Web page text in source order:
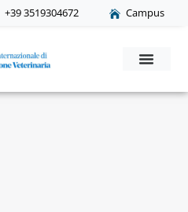
+39 3519304672 Campus